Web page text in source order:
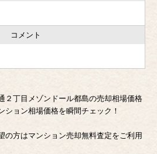
コメント
２丁目メゾンドール都島の売却相場価格
ション相場価格を瞬間チェック！
の方はマンション売却無料査定をご利用